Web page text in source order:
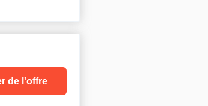
de l'offre